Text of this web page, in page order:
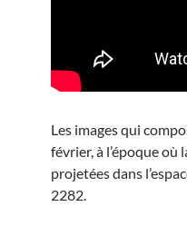
Les images qui
février, à l’époque
projetées dans
2282.